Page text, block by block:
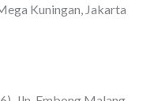
Kuningan, Jakarta